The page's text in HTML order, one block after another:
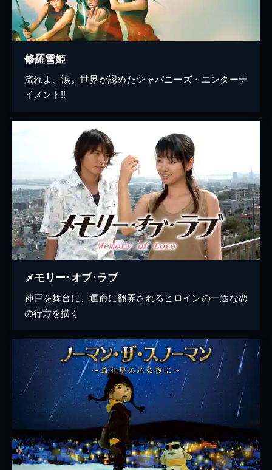
修羅雪姫
流れよ、涙。世界が認めたジャパニーズ・エンターテ
イメント!!
メモリー･オブ･ラブ
神戸を舞台に、運命に翻弄されるヒロインの一途な恋
の行方を描く